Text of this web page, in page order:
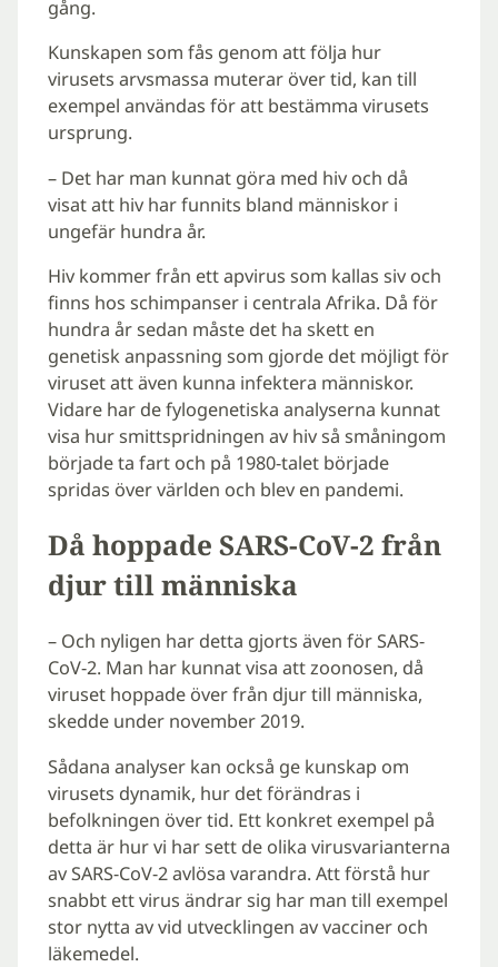
gång.
Kunskapen som fås genom att följa hur
virusets arvsmassa muterar över tid, kan till
exempel användas för att bestämma virusets
ursprung.
– Det har man kunnat göra med hiv och då
visat att hiv har funnits bland människor i
ungefär hundra år.
Hiv kommer från ett apvirus som kallas siv och
finns hos schimpanser i centrala Afrika. Då för
hundra år sedan måste det ha skett en
genetisk anpassning som gjorde det möjligt för
viruset att även kunna infektera människor.
Vidare har de fylogenetiska analyserna kunnat
visa hur smittspridningen av hiv så småningom
började ta fart och på 1980-talet började
spridas över världen och blev en pandemi.
Då hoppade SARS-CoV-2 från
djur till människa
– Och nyligen har detta gjorts även för SARS-
CoV-2. Man har kunnat visa att zoonosen, då
viruset hoppade över från djur till människa,
skedde under november 2019.
Sådana analyser kan också ge kunskap om
virusets dynamik, hur det förändras i
befolkningen över tid. Ett konkret exempel på
detta är hur vi har sett de olika virusvarianterna
av SARS-CoV-2 avlösa varandra. Att förstå hur
snabbt ett virus ändrar sig har man till exempel
stor nytta av vid utvecklingen av vacciner och
läkemedel.